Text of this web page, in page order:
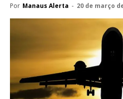
Por Manaus Alerta - 20 de março